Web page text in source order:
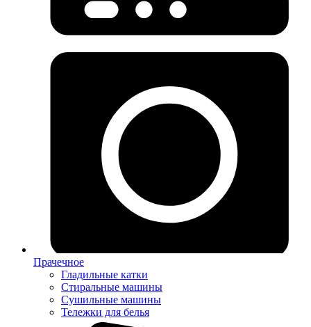
Прачечное
Гладильные катки
Стиральные машины
Сушильные машины
Тележки для белья